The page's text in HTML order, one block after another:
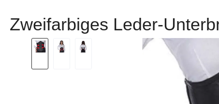
Zweifarbiges Leder-
Bildergalerie überspringen